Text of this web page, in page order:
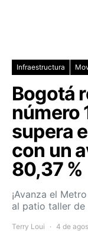
Infraestructura
Bogotá
número
supera
con un
80,37 %
¡Avanza el
al patio taller de
Terry Loui 4 de